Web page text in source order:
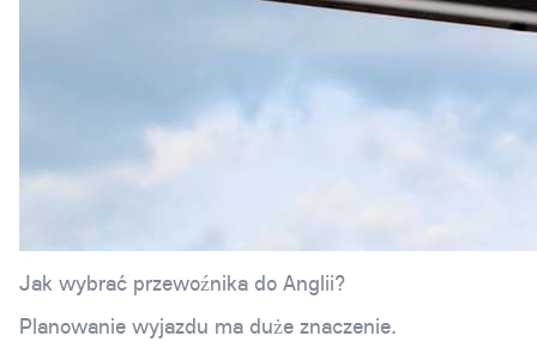
Jak wybrać przewoźnika do Anglii?
Planowanie wyjazdu ma duże znaczenie.